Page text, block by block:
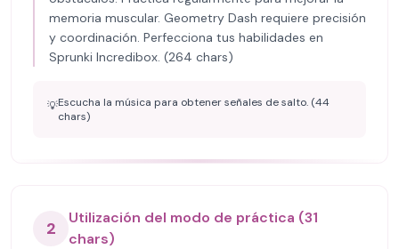
memoria muscular. Geometry Dash requiere precisión
y coordinación. Perfecciona tus habilidades en
Sprunki Incredibox. (264 chars)
💡Escucha la música para obtener señales de salto. (44
chars)
2
Utilización del modo de práctica (31
chars)